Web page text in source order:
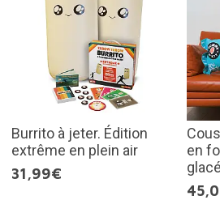
Burrito à jeter. Édition
extrême en plein air
31,99€
en